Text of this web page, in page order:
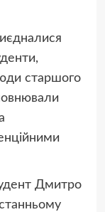
старшого
Дмитро